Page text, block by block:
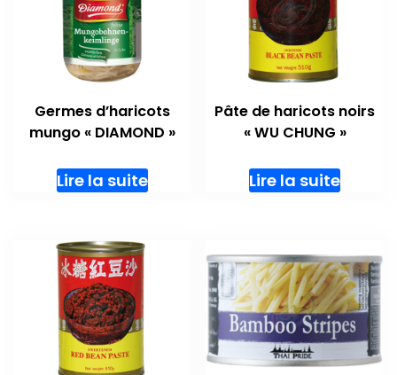
Germes d’haricots
mungo « DIAMOND »
Lire la suite
Pâte de haricots noirs
« WU CHUNG »
Lire la suite